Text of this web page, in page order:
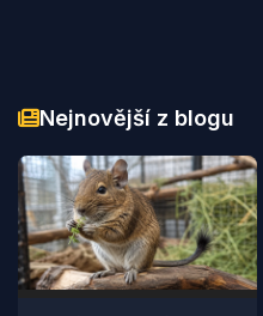
Nejnovější z blogu